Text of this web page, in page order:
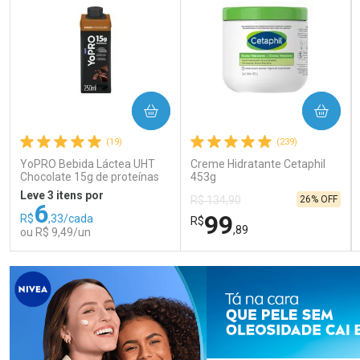
(19)
YoPRO Bebida Láctea UHT
Chocolate 15g de proteínas
250ml
Leve 3 itens por
R$6,33/cada
ou R$ 9,49/un
COMPRAR
FECHAR
Laboratório
FECHAR
Por Menos
(239)
Creme Hidratante Cetaphil
453g
R$ 134,90
R$99,89
26% OFF
COMPRAR
Laboratório
Por Menos